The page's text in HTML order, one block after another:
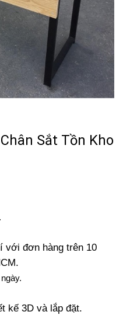
Sắt Tồn Kho
với đơn hàng trên 10
kế 3D và lắp đặt.